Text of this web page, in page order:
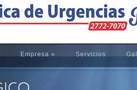
Empresa » Servicios